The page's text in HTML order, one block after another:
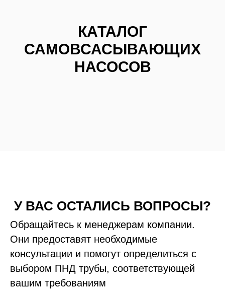
КАТАЛОГ
САМОВСАСЫВАЮЩИХ
НАСОСОВ
У ВАС ОСТАЛИСЬ ВОПРОСЫ?
Обращайтесь к менеджерам компании.
Они предоставят необходимые
консультации и помогут определиться с
выбором ПНД трубы, соответствующей
вашим требованиям